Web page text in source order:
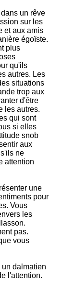
un rêve
sur les
et aux amis
égoïste.
plus
qu'ils
autres. Les
situations
trop aux
d'être
les autres.
qui sont
si elles
snob
aux
ne
attention
une
pour
Vous
les
pas.
vous
dalmatien
l'attention.